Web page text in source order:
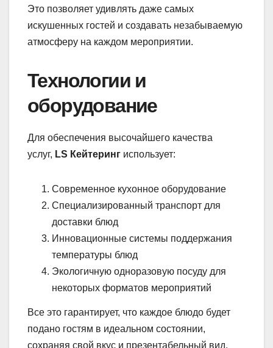
Это позволяет удивлять даже самых
искушенных гостей и создавать незабываемую
атмосферу на каждом мероприятии.
Технологии и
оборудование
Для обеспечения высочайшего качества
услуг, LS Кейтеринг использует:
Современное кухонное оборудование
Специализированный транспорт для
доставки блюд
Инновационные системы поддержания
температуры блюд
Экологичную одноразовую посуду для
некоторых форматов мероприятий
Все это гарантирует, что каждое блюдо будет
подано гостям в идеальном состоянии,
сохраняя свой вкус и презентабельный вид.